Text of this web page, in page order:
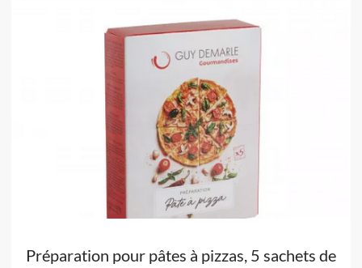
Préparation pour pâtes à pizzas, 5 sachets de